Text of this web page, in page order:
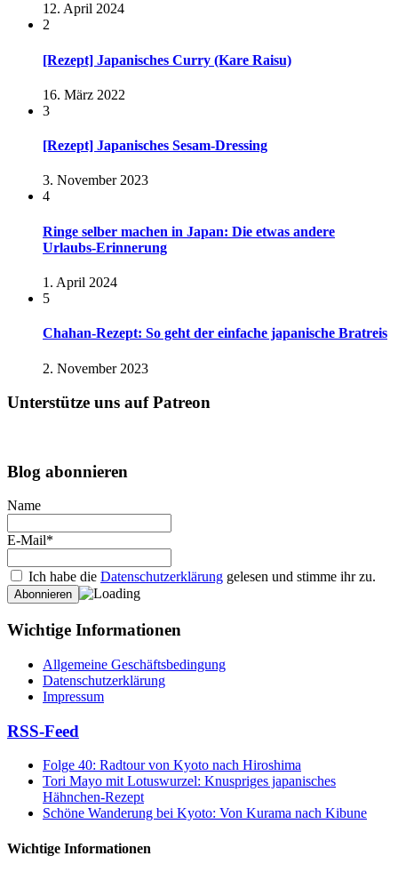
12. April 2024
2
[Rezept] Japanisches Curry (Kare Raisu)
16. März 2022
3
[Rezept] Japanisches Sesam-Dressing
3. November 2023
4
Ringe selber machen in Japan: Die etwas andere
Urlaubs-Erinnerung
1. April 2024
5
Chahan-Rezept: So geht der einfache japanische Bratreis
2. November 2023
Unterstütze uns auf Patreon
Blog abonnieren
Name
E-Mail*
Ich habe die Datenschutzerklärung gelesen und stimme ihr zu.
Wichtige Informationen
Allgemeine Geschäftsbedingung
Datenschutzerklärung
Impressum
RSS-Feed
Folge 40: Radtour von Kyoto nach Hiroshima
Tori Mayo mit Lotuswurzel: Knuspriges japanisches
Hähnchen-Rezept
Schöne Wanderung bei Kyoto: Von Kurama nach Kibune
Wichtige Informationen